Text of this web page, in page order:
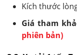
Kích thước
Giá tham
phiên bản)